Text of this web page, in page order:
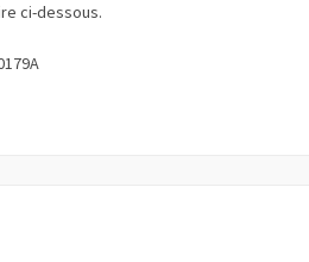
ci-dessous.